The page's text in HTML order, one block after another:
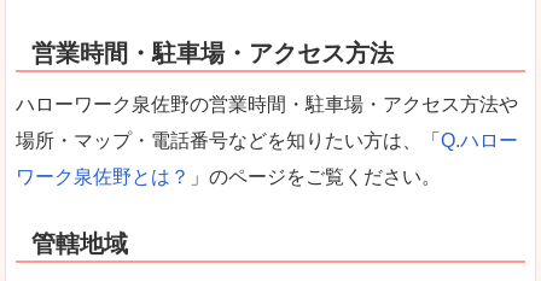
営業時間・駐車場・アクセス方法
ハローワーク泉佐野の営業時間・駐車場・アクセス方法や
場所・マップ・電話番号などを知りたい方は、「 Q.ハロー
ワーク泉佐野とは？ 」のページをご覧ください。
管轄地域